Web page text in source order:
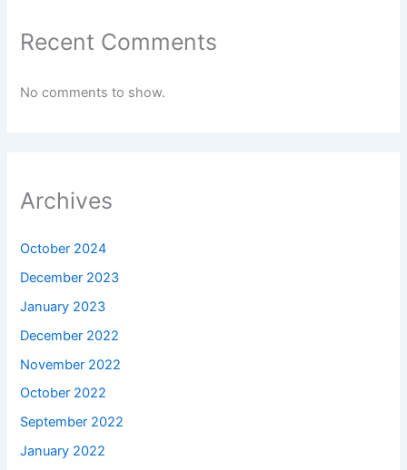
Recent Comments
No comments to show.
Archives
October 2024
December 2023
January 2023
December 2022
November 2022
October 2022
September 2022
January 2022